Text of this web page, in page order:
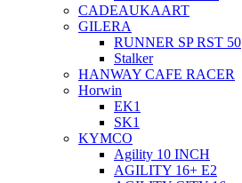
CADEAUKAART
GILERA
RUNNER SP RST 50
Stalker
HANWAY CAFE RACER
Horwin
EK1
SK1
KYMCO
Agility 10 INCH
AGILITY 16+ E2